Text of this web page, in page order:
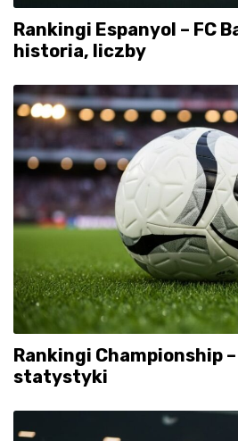
Rankingi Espanyol – FC
historia, liczby
Rankingi Championship
statystyki